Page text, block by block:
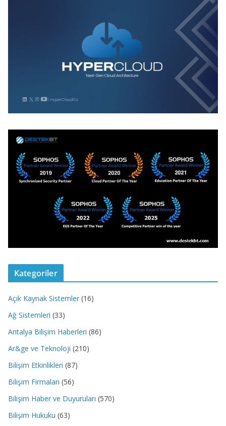
Kategoriler
Açık Kaynak Sistemler (16)
Ağ Sistemleri (33)
Antalya Bilişim Haberleri (86)
Ar&ge ve Teknoloji (210)
Bilişim Etkinlikleri (87)
Bilişim Firmaları (56)
Bilişim Haber ve Duyuruları (570)
Bilişim Hukuku (63)